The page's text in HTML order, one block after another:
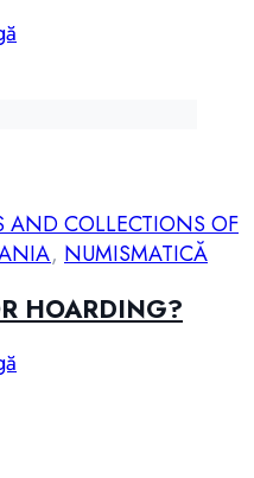
AND COLLECTIONS OF
, NUMISMATICĂ
HOARDING?